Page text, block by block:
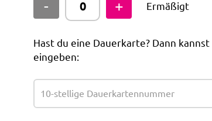
Ermäßigt
Hast du eine Dauerkarte? Dann
eingeben: